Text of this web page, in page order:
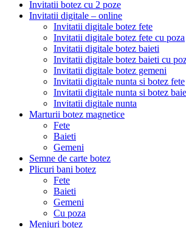
Invitatii botez cu 2 poze
Invitatii digitale – online
Invitatii digitale botez fete
Invitatii digitale botez fete cu poza
Invitatii digitale botez baieti
Invitatii digitale botez baieti cu
Invitatii digitale botez gemeni
Invitatii digitale nunta si botez fete
Invitatii digitale nunta si botez
Invitatii digitale nunta
Marturii botez magnetice
Fete
Baieti
Gemeni
Semne de carte botez
Plicuri bani botez
Fete
Baieti
Gemeni
Cu poza
Meniuri botez